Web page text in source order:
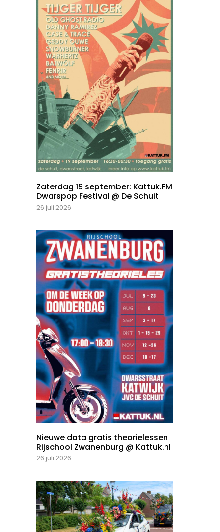
Zaterdag 19 september: Kattuk.FM
Dwarspop Festival @ De Schuit
26 juli 2026
Nieuwe data gratis theorielessen
Rijschool Zwanenburg @ Kattuk.nl
26 juli 2026